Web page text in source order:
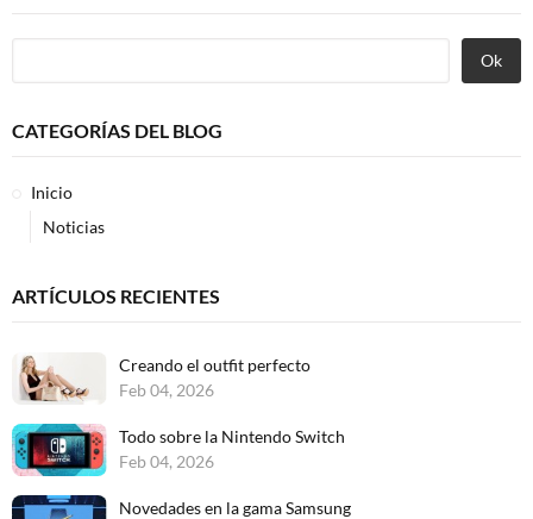
Ok
CATEGORÍAS DEL BLOG
Inicio
Noticias
ARTÍCULOS RECIENTES
Creando el outfit perfecto
Feb04, 2026
Todo sobre la Nintendo Switch
Feb04, 2026
Novedades en la gama Samsung